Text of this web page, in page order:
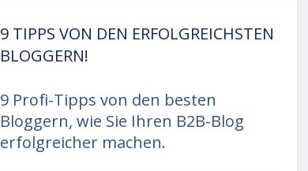
9 TIPPS VON DEN ERFOLGREICHSTEN
BLOGGERN!
9 Profi-Tipps von den besten
Bloggern, wie Sie Ihren B2B-Blog
erfolgreicher machen.